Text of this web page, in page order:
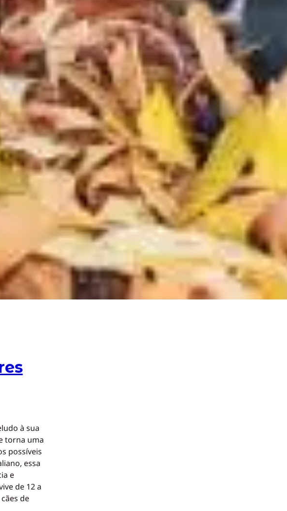
à sua
torna uma
possíveis
essa
e
de 12 a
de